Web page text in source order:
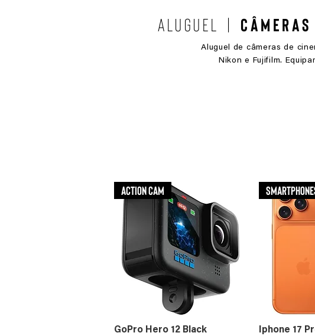
Aluguel |
Aluguel de câmeras de
Nikon e Fujifilm.
Action Cam
GoPro Hero 12 Black Iphone 17